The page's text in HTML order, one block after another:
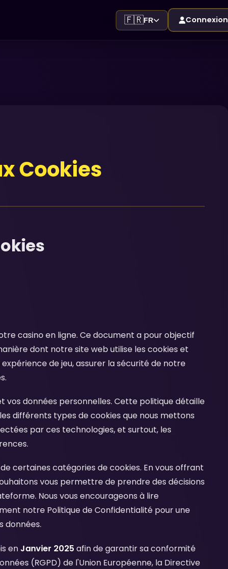
🇫🇷FR Connexion
Cookies
casino en ligne. Ce document a pour objectif
dont notre site web utilise les cookies et
de jeu, assurer la sécurité de notre
vos données personnelles. Cette politique détaille
différents types de cookies que nous mettons
par ces technologies, et surtout, les
certaines catégories de cookies. En vous offrant
vous permettre de prendre des décisions
Nous vous encourageons à lire
notre Politique de Confidentialité pour une
données.
en Janvier 2025 afin de garantir sa conformité
(RGPD) de l'Union Européenne, la Directive